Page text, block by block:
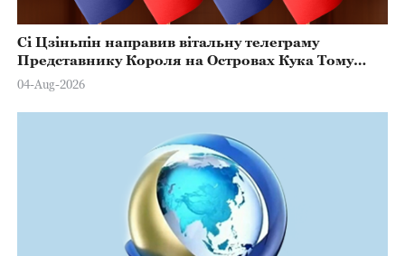
Сі Цзіньпін направив вітальну телеграму
Представнику Короля на Островах Кука Тому
Марстерсу з нагоди Дня Конституції
04-Aug-2026